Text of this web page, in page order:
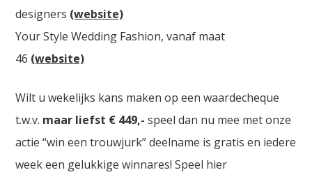
designers (website)
Your Style Wedding Fashion, vanaf maat
46 (website)
Wilt u wekelijks kans maken op een waardecheque
t.w.v. maar liefst € 449,- speel dan nu mee met onze
actie “win een trouwjurk” deelname is gratis en iedere
week een gelukkige winnares! Speel hier